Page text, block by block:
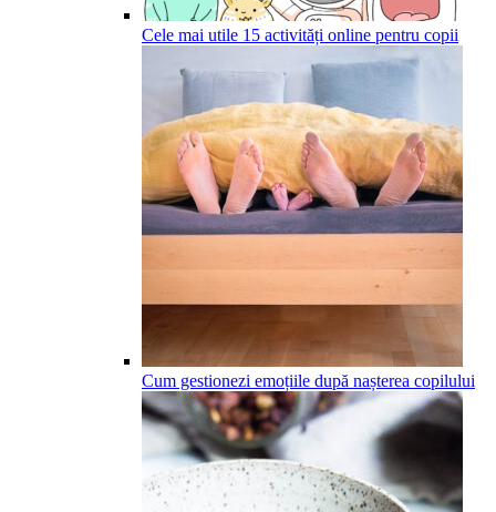
Cele mai utile 15 activități online pentru copii
Cum gestionezi emoțiile după nașterea copilului